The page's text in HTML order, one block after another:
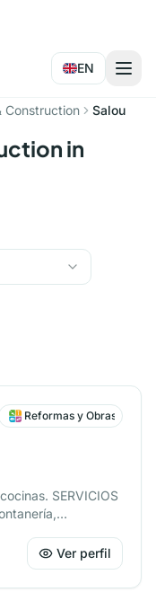
EN
Construction Salou
in
Reformas y Obras
SERVICIOS
Ver perfil